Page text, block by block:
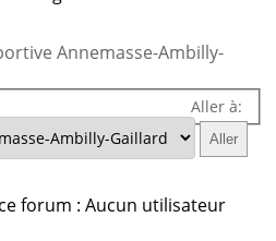
Annemasse-Ambilly-
Aller à:
forum : Aucun utilisateur